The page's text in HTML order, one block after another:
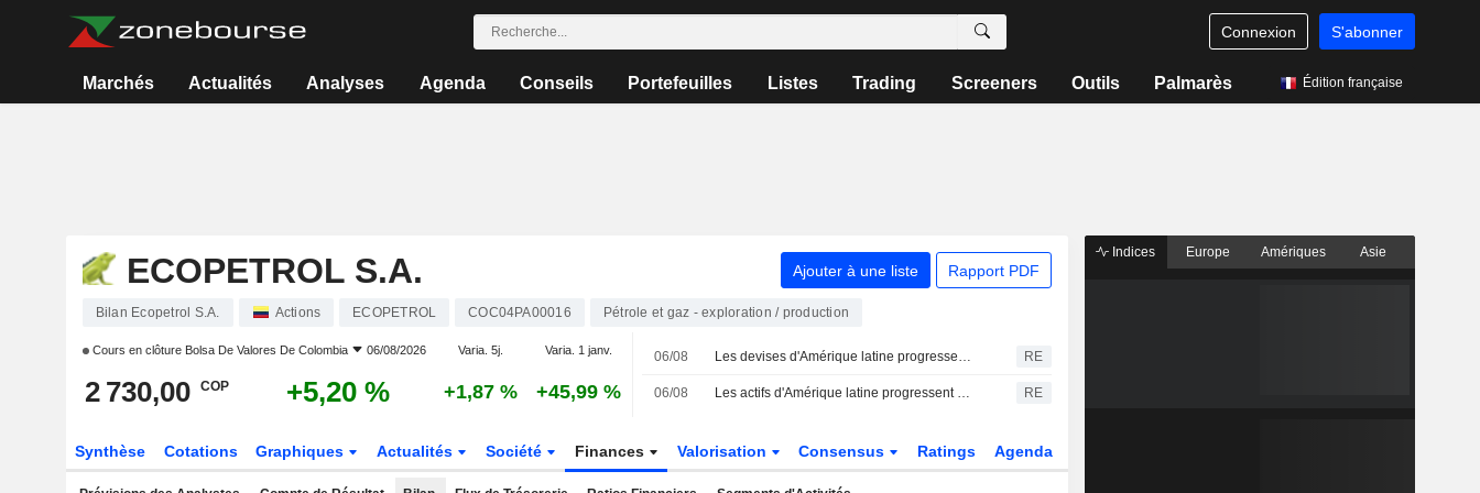
Connexion S'abonner
Marchés Actualités Analyses Agenda Conseils Portefeuilles Listes Trading Screeners Outils Palmarès Édition française
ECOPETROL S.A. Ajouter à une liste Rapport PDF
Bilan Ecopetrol S.A. Actions ECOPETROL COC04PA00016 Pétrole et gaz - exploration / production
Cours en clôture Bolsa De Valores De Colombia 06/08/2026 Varia. 5j. Varia. 1 janv.
2 730,00 COP +5,20 % +1,87 % +45,99 %
06/08 Les devises d'Amérique latine progressent avec le raffermissement des matières premières ; le Mexique maintient ses taux RE
06/08 Les actifs d'Amérique latine progressent portés par les matières premières ; les négociations au Moyen-Orient en ligne de mire RE
Synthèse Cotations Graphiques Actualités Société Finances Valorisation Consensus Ratings Agenda
Indices Europe Amériques Asie